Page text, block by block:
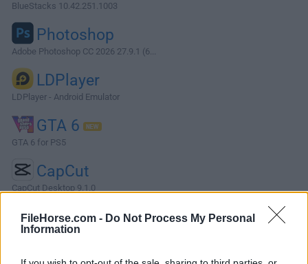
FileHorse.com - Do Not Process My Personal
Information
BlueStacks 10.42.251.1003
Photoshop
Adobe Photoshop CC 2026 27.9.1 (6...
LDPlayer
LDPlayer - Android Emulator
GTA 6
GTA 6 for PS5
CapCut
CapCut Desktop 9.1.0
Software más Populares »